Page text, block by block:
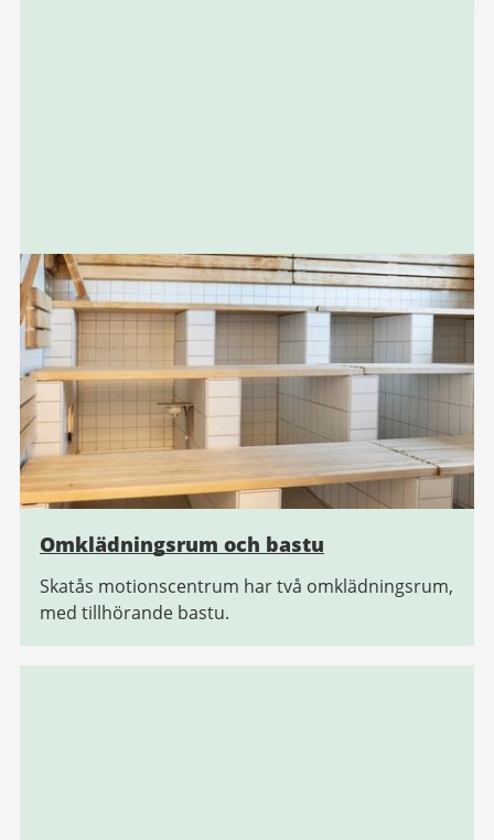
Omklädningsrum och bastu
Skatås motionscentrum har två omklädningsrum,
med tillhörande bastu.